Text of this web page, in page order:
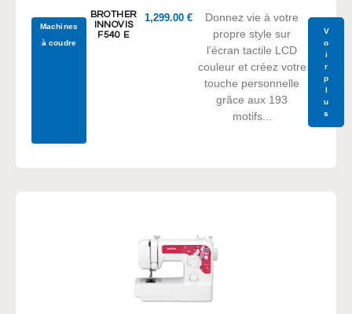
Machines
à coudre
BROTHER
INNOVIS
F540 E
1,299.00 €
Donnez vie à votre
propre style sur
l’écran tactile LCD
couleur et créez votre
touche personnelle
grâce aux 193
motifs...
V
o
i
r
p
l
u
s